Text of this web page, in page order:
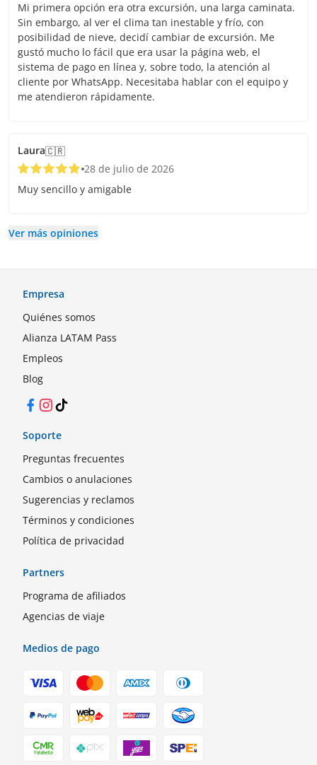
Mi primera opción era otra excursión, una larga caminata.
Sin embargo, al ver el clima tan inestable y frío, con
posibilidad de nieve, decidí cambiar de excursión. Me
gustó mucho lo fácil que era usar la página web, el
sistema de pago en línea y, sobre todo, la atención al
cliente por WhatsApp. Necesitaba hablar con el equipo y
me atendieron rápidamente.
Laura🇨🇷
28 de julio de 2026
Muy sencillo y amigable
Ver más opiniones
Empresa
Quiénes somos
Alianza LATAM Pass
Empleos
Blog
Facebook
Instagram
TikTok
Soporte
Preguntas frecuentes
Cambios o anulaciones
Sugerencias y reclamos
Términos y condiciones
Política de privacidad
Partners
Programa de afiliados
Agencias de viaje
Medios de pago